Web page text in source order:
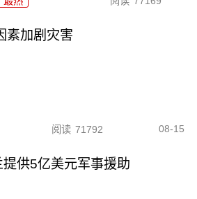
素加剧灾害
阅读 71792 08-15
供5亿美元军事援助